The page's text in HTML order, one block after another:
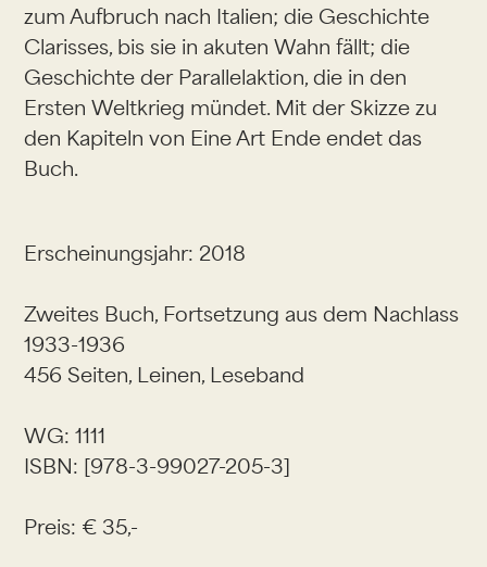
zum Aufbruch nach Italien; die Geschichte
Clarisses, bis sie in akuten Wahn fällt; die
Geschichte der Parallelaktion, die in den
Ersten Weltkrieg mündet. Mit der Skizze zu
den Kapiteln von Eine Art Ende endet das
Buch.
Erscheinungsjahr: 2018
Zweites Buch, Fortsetzung aus dem Nachlass
1933-1936
456 Seiten, Leinen, Leseband
WG: 1111
ISBN: [978-3-99027-205-3]
Preis: € 35,-